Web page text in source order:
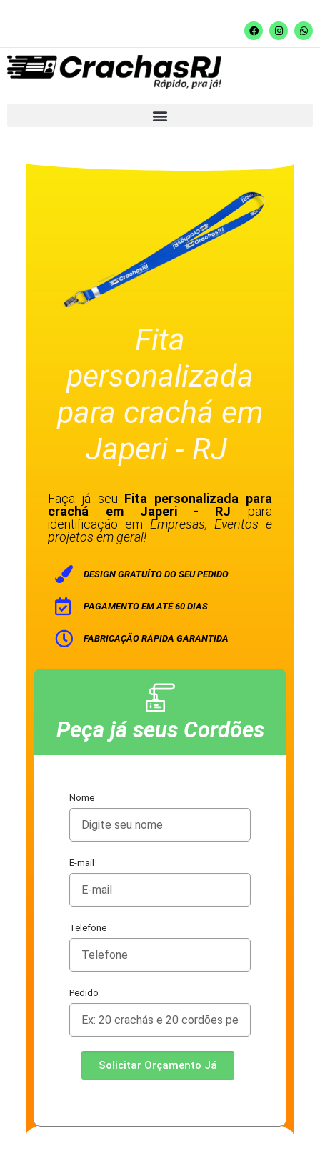
Fita
personalizada
para crachá em
Japeri - RJ
Faça já seu Fita personalizada para
crachá em Japeri - RJ para
identificação em Empresas, Eventos e
projetos em geral!
DESIGN GRATUÍTO DO SEU PEDIDO
PAGAMENTO EM ATÉ 60 DIAS
FABRICAÇÃO RÁPIDA GARANTIDA
Peça já seus Cordões
Nome
E-mail
Telefone
Pedido
Solicitar Orçamento Já